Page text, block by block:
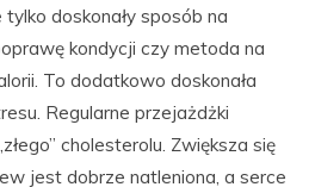
doskonały sposób na
kondycji czy metoda na
To dodatkowo doskonała
Regularne przejażdżki
cholesterolu. Zwiększa się
jest dobrze natleniona, a serce